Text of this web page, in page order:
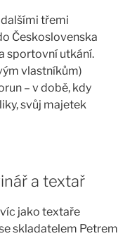
třemi
Československa
sportovní utkání.
vlastníkům)
– v době, kdy
svůj majetek
a textař
jako textaře
skladatelem Petrem